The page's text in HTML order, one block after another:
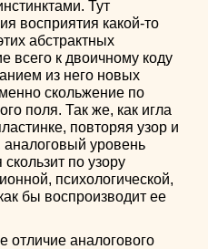
Тут
восприятия какой-то
абстрактных
всего к двоичному коду
из него новых
скольжение по
поля. Так же, как игла
повторяя узор и
аналоговый уровень
по узору
психологической,
бы воспроизводит ее
аналогового